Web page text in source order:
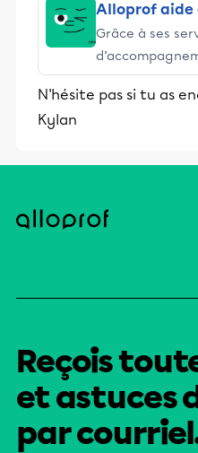
Alloprof aide
Grâce à ses
stimulants,
et leurs
N'hésite pas si tu as
Kylan
Reçois
et astuces
par